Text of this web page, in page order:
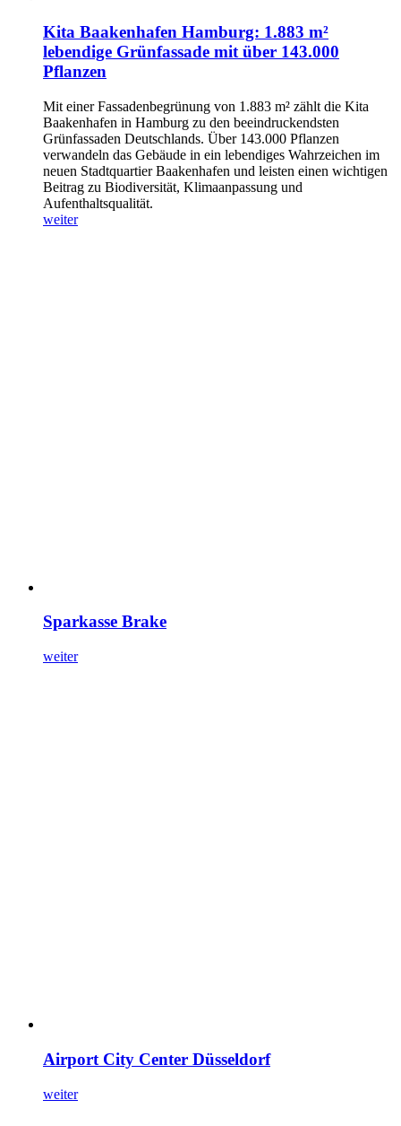
Kita Baakenhafen Hamburg: 1.883 m²
lebendige Grünfassade mit über 143.000
Pflanzen
Mit einer Fassadenbegrünung von 1.883 m² zählt die Kita
Baakenhafen in Hamburg zu den beeindruckendsten
Grünfassaden Deutschlands. Über 143.000 Pflanzen
verwandeln das Gebäude in ein lebendiges Wahrzeichen im
neuen Stadtquartier Baakenhafen und leisten einen wichtigen
Beitrag zu Biodiversität, Klimaanpassung und
Aufenthaltsqualität.
weiter
Sparkasse Brake
weiter
Airport City Center Düsseldorf
weiter